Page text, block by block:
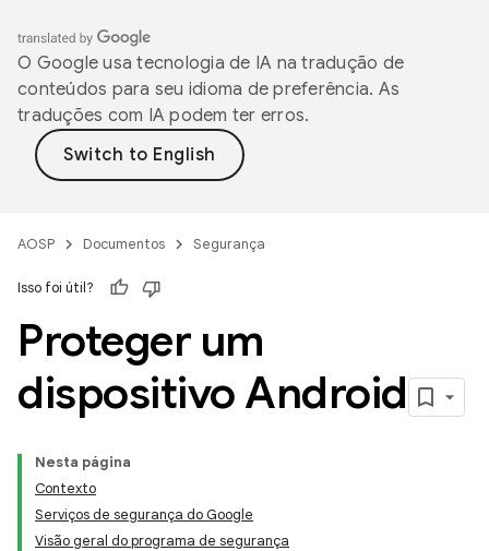
O Google usa tecnologia de IA na tradução de
conteúdos para seu idioma de preferência. As
traduções com IA podem ter erros.
AOSP Documentos Segurança
Isso foi útil?
Proteger um
dispositivo Android
Nesta página
Contexto
Serviços de segurança do Google
Visão geral do programa de segurança